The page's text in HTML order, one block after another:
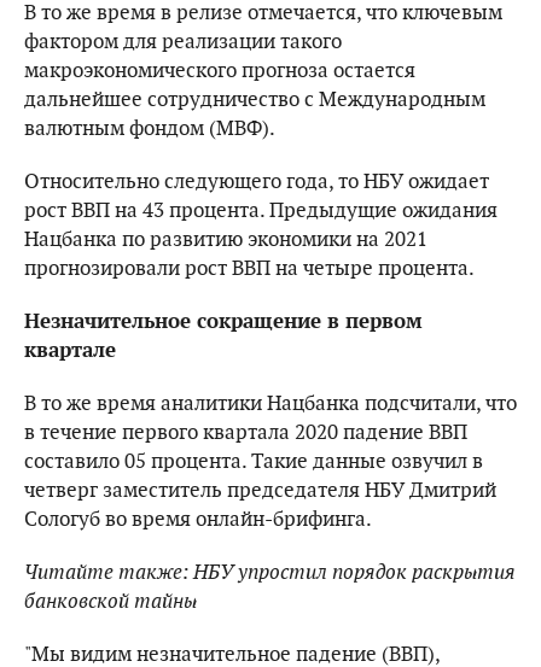
В то же время в релизе отмечается, что ключевым
фактором для реализации такого
макроэкономического прогноза остается
дальнейшее сотрудничество с Международным
валютным фондом (МВФ).
Относительно следующего года, то НБУ ожидает
рост ВВП на 43 процента. Предыдущие ожидания
Нацбанка по развитию экономики на 2021
прогнозировали рост ВВП на четыре процента.
Незначительное сокращение в первом
квартале
В то же время аналитики Нацбанка подсчитали, что
в течение первого квартала 2020 падение ВВП
составило 05 процента. Такие данные озвучил в
четверг заместитель председателя НБУ Дмитрий
Сологуб во время онлайн-брифинга.
Читайте также: НБУ упростил порядок раскрытия
банковской тайны
"Мы видим незначительное падение (ВВП),